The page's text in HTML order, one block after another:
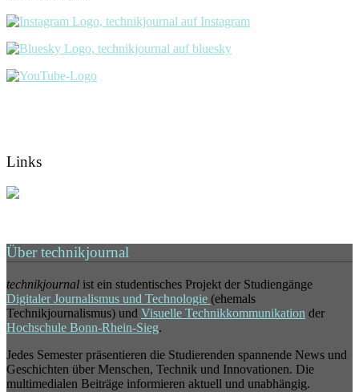
Links
Über technikjournal
technikjournal ist ein studentisches Projekt der Studiengänge
Digitaler Journalismus und Technologie (ehemals
Technikjournalismus) und Visuelle Technikkommunikation der
Hochschule Bonn-Rhein-Sieg.
Jedes Semester präsentieren die Studierenden spannende News und
Geschichten über Menschen, Technik und Innovationen. Die
multimedialen Beiträge informieren aktuell und unabhängig.